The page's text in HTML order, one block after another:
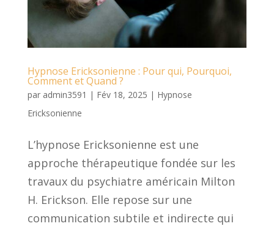
Hypnose Ericksonienne : Pour qui, Pourquoi,
Comment et Quand ?
par admin3591 | Fév 18, 2025 | Hypnose
Ericksonienne
L’hypnose Ericksonienne est une
approche thérapeutique fondée sur les
travaux du psychiatre américain Milton
H. Erickson. Elle repose sur une
communication subtile et indirecte qui